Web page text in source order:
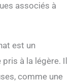
associés à
est un
à la légère. Il
comme une